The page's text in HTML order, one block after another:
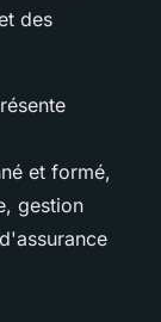
des
et formé,
gestion